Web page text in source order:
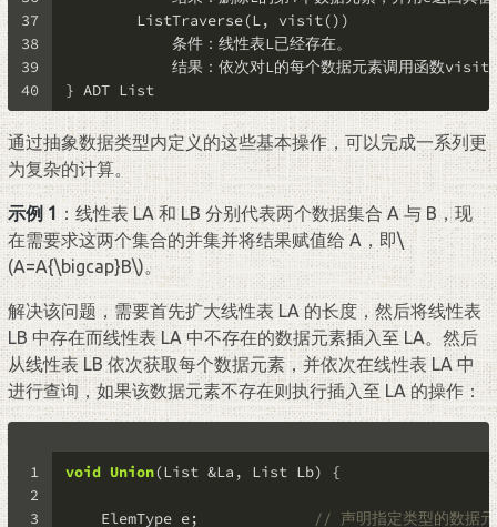
37
38
39
40
        ListTraverse(L, visit())
            条件：线性表L已经存在。
结果：依次对L的每个数据元素调用函数
} ADT List
通过抽象数据类型内定义的这些基本操作，可以完成一系列更
为复杂的计算。
示例 1 ：线性表 LA 和 LB 分别代表两个数据集合 A 与 B，现
在需要求这两个集合的并集并将结果赋值给 A，即\
(A=A{\bigcap}B\)。
解决该问题，需要首先扩大线性表 LA 的长度，然后将线性表
LB 中存在而线性表 LA 中不存在的数据元素插入至 LA。然后
从线性表 LB 依次获取每个数据元素，并依次在线性表 LA 中
进行查询，如果该数据元素不存在则执行插入至 LA 的操作：
1
2
3
void Union(List &La, List Lb) {
    ElemType e;
// 声明指定类型的数据